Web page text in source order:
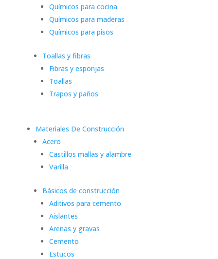
Químicos para cocina
Químicos para maderas
Químicos para pisos
Toallas y fibras
Fibras y esponjas
Toallas
Trapos y paños
Materiales De Construcción
Acero
Castillos mallas y alambre
Varilla
Básicos de construcción
Aditivos para cemento
Aislantes
Arenas y gravas
Cemento
Estucos